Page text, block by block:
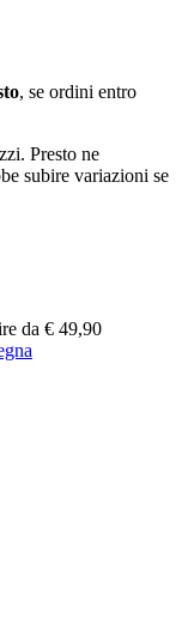
, se ordini entro
Presto ne
subire variazioni se
da € 49,90